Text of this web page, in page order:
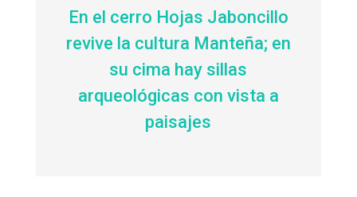
En el cerro Hojas Jaboncillo
revive la cultura Manteña; en
su cima hay sillas
arqueológicas con vista a
paisajes